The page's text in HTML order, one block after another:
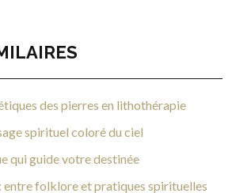
des pierres en lithothérapie
spirituel coloré du ciel
qui guide votre destinée
entre folklore et pratiques spirituelles